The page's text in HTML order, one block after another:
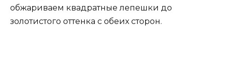
обжариваем квадратные лепешки до
золотистого оттенка с обеих сторон.